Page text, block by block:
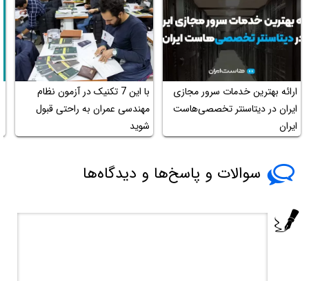
ارائه بهترین خدمات سرور مجازی
ایران در دیتاسنتر تخصصی‌هاست
ایران
با این 7 تکنیک در آزمون نظام
مهندسی عمران به راحتی قبول
شوید
سوالات و پاسخ‌ها و دیدگاه‌ها